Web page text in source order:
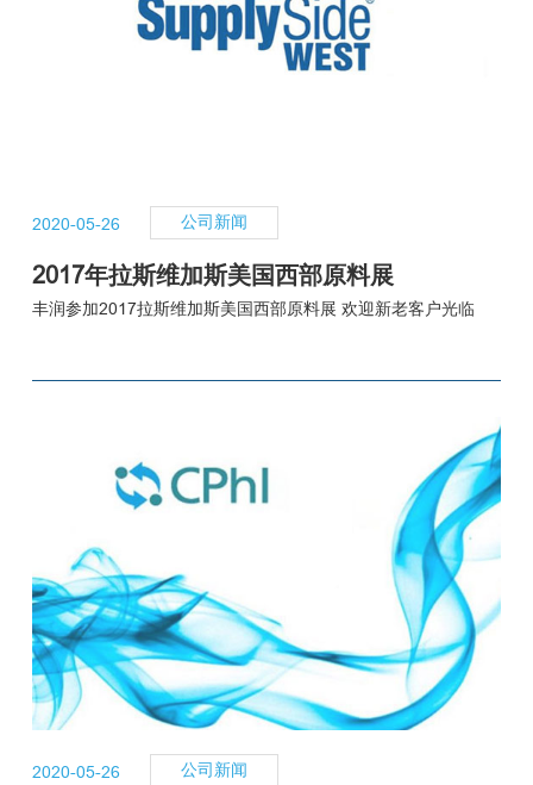
质量保证
研发创新
2020-05-26 公司新闻
2017年拉斯维加斯美国西部原料展
丰润参加2017拉斯维加斯美国西部原料展 欢迎新老客户光临
2020-05-26 公司新闻